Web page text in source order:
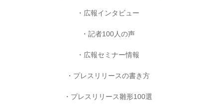
広報インタビュー
記者100人の声
広報セミナー情報
プレスリリースの書き方
プレスリリース雛形100選